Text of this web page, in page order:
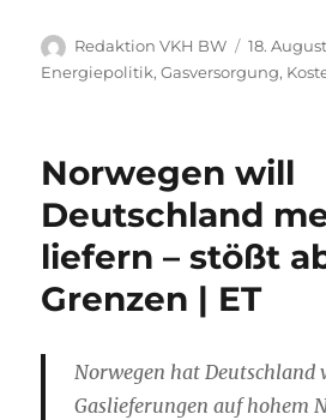
Autor
Redaktion VKH BW
am
18.
Energiepolitik,Gasversorgung,
Norwegen will
Deutschland
liefern – stößt
Grenzen | ET
Norwegen hat Deutschland
Gaslieferungen auf hohem